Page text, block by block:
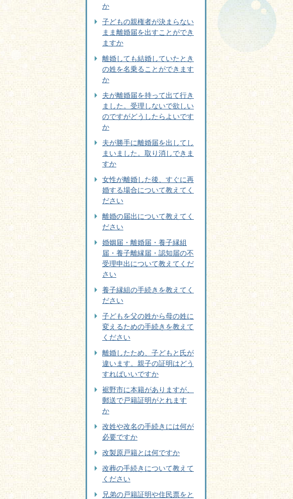
か
子どもの親権者が決まらない
まま離婚届を出すことができ
ますか
離婚しても結婚していたとき
の姓を名乗ることができます
か
夫が離婚届を持って出て行き
ました。受理しないで欲しい
のですがどうしたらよいです
か
夫が勝手に離婚届を出してし
まいました。取り消しできま
すか
女性が離婚した後、すぐに再
婚する場合について教えてく
ださい
離婚の届出について教えてく
ださい
婚姻届・離婚届・養子縁組
届・養子離縁届・認知届の不
受理申出について教えてくだ
さい
養子縁組の手続きを教えてく
ださい
子どもを父の姓から母の姓に
変えるための手続きを教えて
ください
離婚したため、子どもと氏が
違います。親子の証明はどう
すればいいですか
裾野市に本籍がありますが、
郵送で戸籍証明がとれます
か
改姓や改名の手続きには何が
必要ですか
改製原戸籍とは何ですか
改葬の手続きについて教えて
ください
兄弟の戸籍証明や住民票をと